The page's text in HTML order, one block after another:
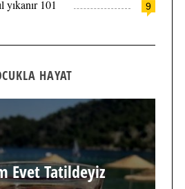
9
yıkanır 101
HAYAT
Evet Tatildeyiz